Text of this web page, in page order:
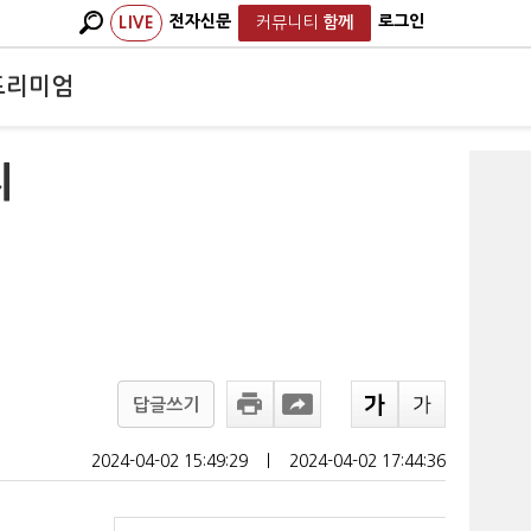
LIVE 전자신문 커뮤니티 함께 로그인
리미엄
답글쓰기
2024-04-02 15:49:29 2024-04-02 17:44:36